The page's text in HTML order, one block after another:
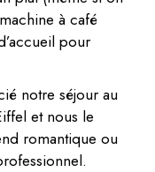
à café
pour
notre séjour au
et nous le
romantique ou